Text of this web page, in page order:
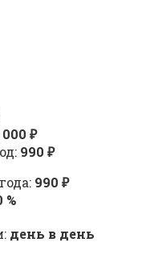
₽
990 ₽
990 ₽
%
день в день